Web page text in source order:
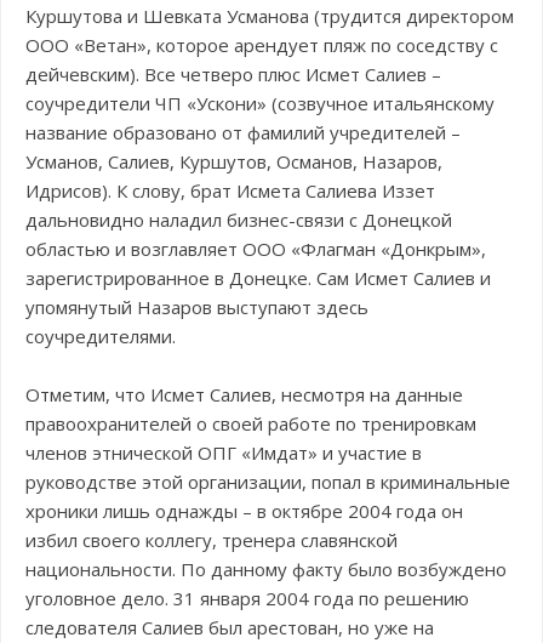
Куршутова и Шевката Усманова (трудится директором
ООО «Ветан», которое арендует пляж по соседству с
дейчевским). Все четверо плюс Исмет Салиев –
соучредители ЧП «Ускони» (созвучное итальянскому
название образовано от фамилий учредителей –
Усманов, Салиев, Куршутов, Османов, Назаров,
Идрисов). К слову, брат Исмета Салиева Иззет
дальновидно наладил бизнес-связи с Донецкой
областью и возглавляет ООО «Флагман «Донкрым»,
зарегистрированное в Донецке. Сам Исмет Салиев и
упомянутый Назаров выступают здесь
соучредителями.
Отметим, что Исмет Салиев, несмотря на данные
правоохранителей о своей работе по тренировкам
членов этнической ОПГ «Имдат» и участие в
руководстве этой организации, попал в криминальные
хроники лишь однажды – в октябре 2004 года он
избил своего коллегу, тренера славянской
национальности. По данному факту было возбуждено
уголовное дело. 31 января 2004 года по решению
следователя Салиев был арестован, но уже на